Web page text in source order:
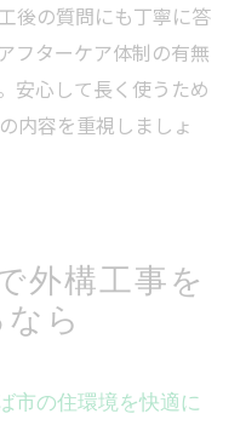
後の質問にも丁寧に答
フターケア体制の有無
安心して長く使うため
内容を重視しましょ
外構工事を
ら
市の住環境を快適に